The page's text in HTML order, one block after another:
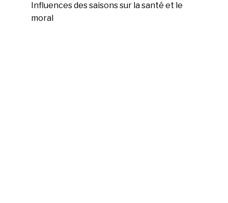
Influences des saisons sur la santé et le
moral